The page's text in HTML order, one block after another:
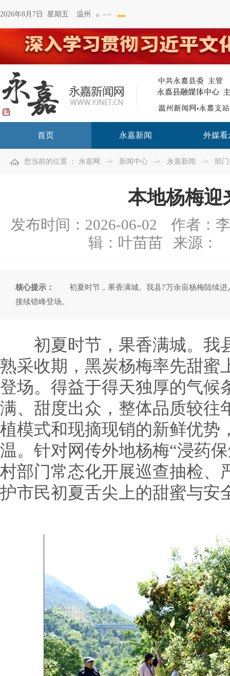
2026年8月7日 星期五 温州
首页 永嘉新闻 外媒看
您当前的位置 ： 永嘉网 -> 新闻中心 -> 永嘉新闻 -> 部
本地杨梅迎
发布时间： 2026-06-02
作者：
辑： 叶苗苗 来源：
核心提示：
初夏时节，果香满城。我县7万余亩杨梅陆续进
接续错峰登场。
初夏时节，果香满城。我
熟采收期，黑炭杨梅率先甜蜜
登场。得益于得天独厚的气候
满、甜度出众，整体品质较往
植模式和现摘现销的新鲜优势
温。针对网传外地杨梅“浸药
村部门常态化开展巡查抽检、
护市民初夏舌尖上的甜蜜与安